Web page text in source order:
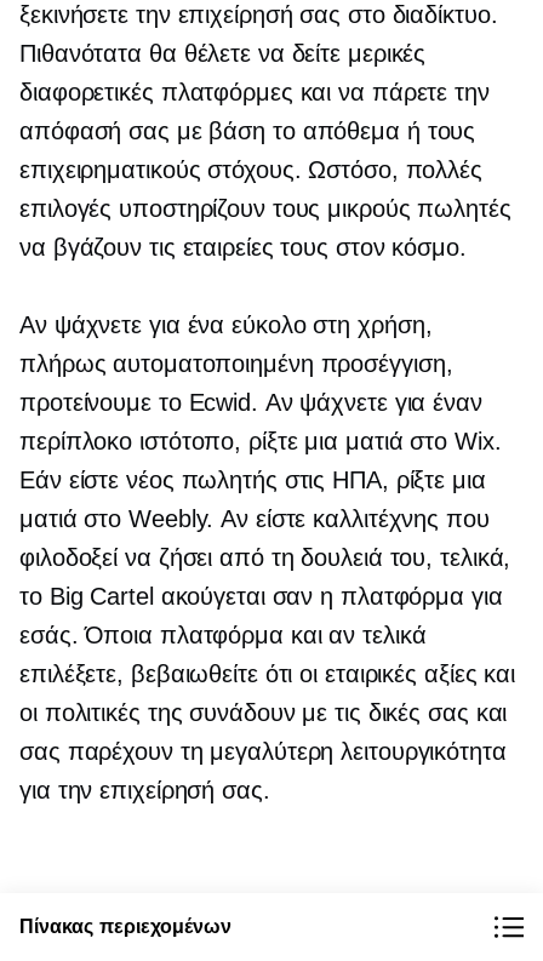
ξεκινήσετε την επιχείρησή σας στο διαδίκτυο.
Πιθανότατα θα θέλετε να δείτε μερικές
διαφορετικές πλατφόρμες και να πάρετε την
απόφασή σας με βάση το απόθεμα ή τους
επιχειρηματικούς στόχους. Ωστόσο, πολλές
επιλογές υποστηρίζουν τους μικρούς πωλητές
να βγάζουν τις εταιρείες τους στον κόσμο.
Αν ψάχνετε για έναεύκολο στη χρήση,
πλήρως αυτοματοποιημένη προσέγγιση,
προτείνουμε το Ecwid. Αν ψάχνετε για έναν
περίπλοκο ιστότοπο, ρίξτε μια ματιά στο Wix.
Εάν είστε νέος πωλητής στις ΗΠΑ, ρίξτε μια
ματιά στο Weebly. Αν είστε καλλιτέχνης που
φιλοδοξεί να ζήσει από τη δουλειά του, τελικά,
το Big Cartel ακούγεται σαν η πλατφόρμα για
εσάς. Όποια πλατφόρμα και αν τελικά
επιλέξετε, βεβαιωθείτε ότι οι εταιρικές αξίες και
οι πολιτικές της συνάδουν με τις δικές σας και
σας παρέχουν τη μεγαλύτερη λειτουργικότητα
για την επιχείρησή σας.
Πίνακας περιεχομένων